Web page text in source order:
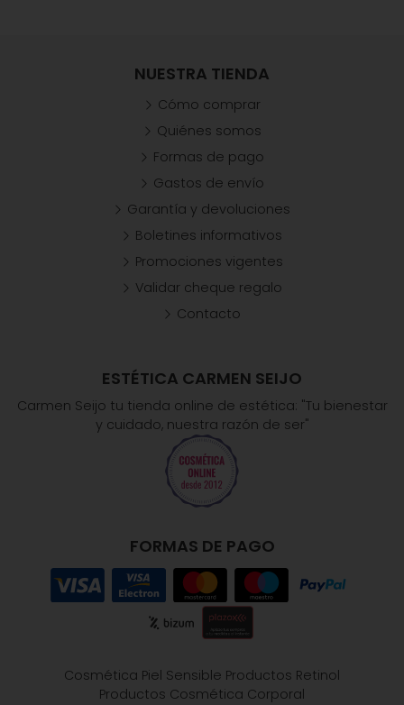
ESTÉTICA CARMEN SEIJO
Carmen Seijo tu tienda online de estética: "Tu bienestar
y cuidado, nuestra razón de ser"
FORMAS DE PAGO
NUESTRA TIENDA
Cómo comprar
Quiénes somos
Formas de pago
Gastos de envío
Garantía y devoluciones
Boletines informativos
Promociones vigentes
Validar cheque regalo
Contacto
Cosmética Piel Sensible Productos Retinol
Productos Cosmética Corporal